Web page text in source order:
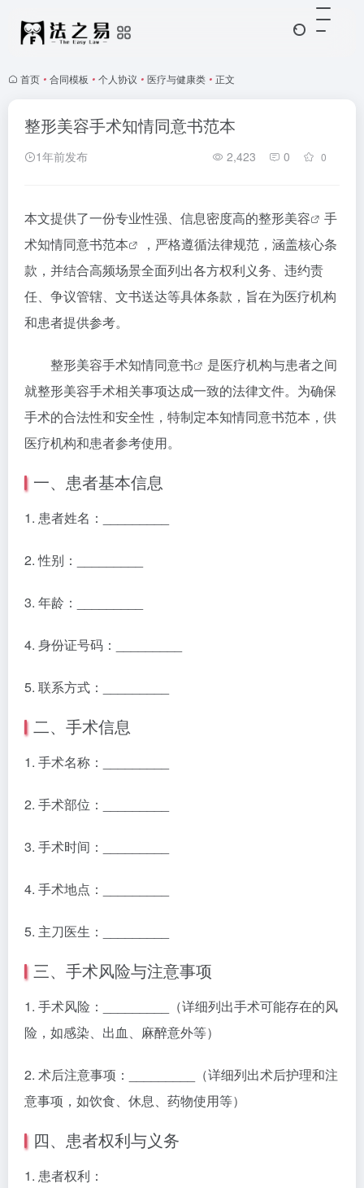
首页 • 合同模板 • 个人协议 • 医疗与健康类 • 正文
整形美容手术知情同意书范本
1年前发布 2,423 0 0
本文提供了一份专业性强、信息密度高的整形美容
手
术知情同意书范本
，严格遵循法律规范，涵盖核心条
款，并结合高频场景全面列出各方权利义务、违约责
任、争议管辖、文书送达等具体条款，旨在为医疗机构
和患者提供参考。
整形美容手术知情同意书
是医疗机构与患者之间
就整形美容手术相关事项达成一致的法律文件。为确保
手术的合法性和安全性，特制定本知情同意书范本，供
医疗机构和患者参考使用。
一、患者基本信息
1. 患者姓名：_________
2. 性别：_________
3. 年龄：_________
4. 身份证号码：_________
5. 联系方式：_________
二、手术信息
1. 手术名称：_________
2. 手术部位：_________
3. 手术时间：_________
4. 手术地点：_________
5. 主刀医生：_________
三、手术风险与注意事项
1. 手术风险：_________（详细列出手术可能存在的风
险，如感染、出血、麻醉意外等）
2. 术后注意事项：_________（详细列出术后护理和注
意事项，如饮食、休息、药物使用等）
四、患者权利与义务
1. 患者权利：